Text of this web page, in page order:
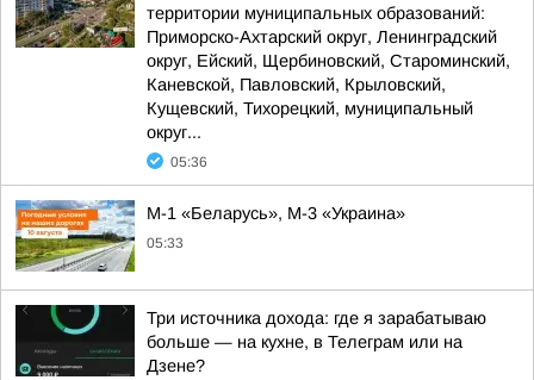
территории муниципальных образований:
Приморско-Ахтарский округ, Ленинградский
округ, Ейский, Щербиновский, Староминский,
Каневской, Павловский, Крыловский,
Кущевский, Тихорецкий, муниципальный
округ...
05:36
М-1 «Беларусь», М-3 «Украина»
05:33
Три источника дохода: где я зарабатываю
больше — на кухне, в Телеграм или на
Дзене?